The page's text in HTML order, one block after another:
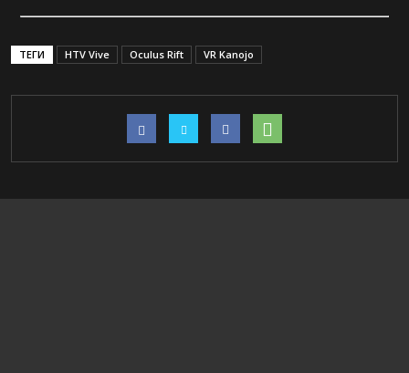
ТЕГИ HTV Vive Oculus Rift VR Kanojo